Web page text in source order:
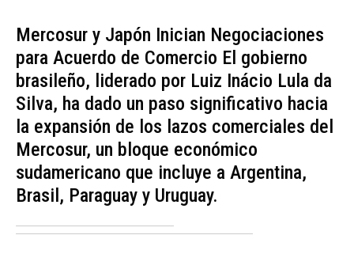
Mercosur y Japón Inician Negociaciones
para Acuerdo de Comercio El gobierno
brasileño, liderado por Luiz Inácio Lula da
Silva, ha dado un paso significativo hacia
la expansión de los lazos comerciales del
Mercosur, un bloque económico
sudamericano que incluye a Argentina,
Brasil, Paraguay y Uruguay.